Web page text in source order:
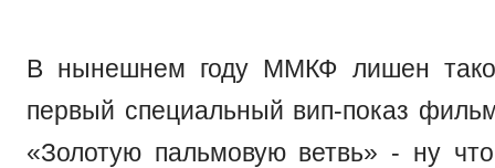
В нынешнем году ММКФ лишен
первый специальный вип-показ
«Золотую пальмовую ветвь» - ну